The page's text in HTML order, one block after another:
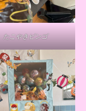
たこやきビンゴ